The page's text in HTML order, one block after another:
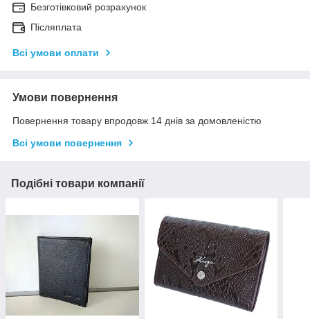
Безготівковий розрахунок
Післяплата
Всі умови оплати
Умови повернення
Повернення товару впродовж 14 днів за домовленістю
Всі умови повернення
Подібні товари компанії